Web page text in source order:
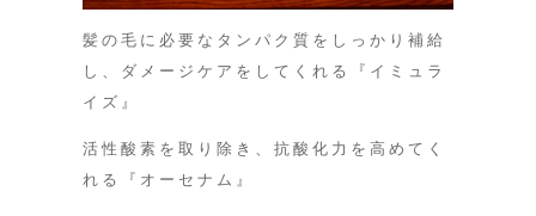
髪の毛に必要なタンパク質をしっかり補給
し、ダメージケアをしてくれる『イミュラ
イズ』
活性酸素を取り除き、抗酸化力を高めてく
れる『オーセナム』